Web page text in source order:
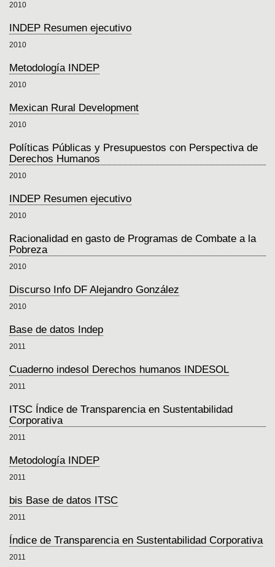
2010
INDEP Resumen ejecutivo
2010
Metodología INDEP
2010
Mexican Rural Development
2010
Políticas Públicas y Presupuestos con Perspectiva de
Derechos Humanos
2010
INDEP Resumen ejecutivo
2010
Racionalidad en gasto de Programas de Combate a la
Pobreza
2010
Discurso Info DF Alejandro González
2010
Base de datos Indep
2011
Cuaderno indesol Derechos humanos INDESOL
2011
ITSC Índice de Transparencia en Sustentabilidad
Corporativa
2011
Metodología INDEP
2011
bis Base de datos ITSC
2011
Índice de Transparencia en Sustentabilidad Corporativa
2011